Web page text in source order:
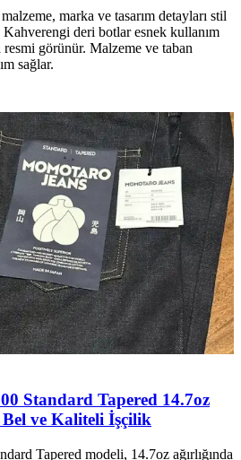
marka ve tasarım detayları stil
Kahverengi deri botlar esnek kullanım
görünür. Malzeme ve taban
sağlar.
Standard Tapered 14.7oz
ve Kaliteli İşçilik
Tapered modeli, 14.7oz ağırlığında